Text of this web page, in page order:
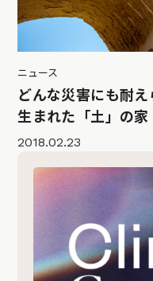
ニュース
どんな災害にも耐
生まれた「土」の家
2018.02.23